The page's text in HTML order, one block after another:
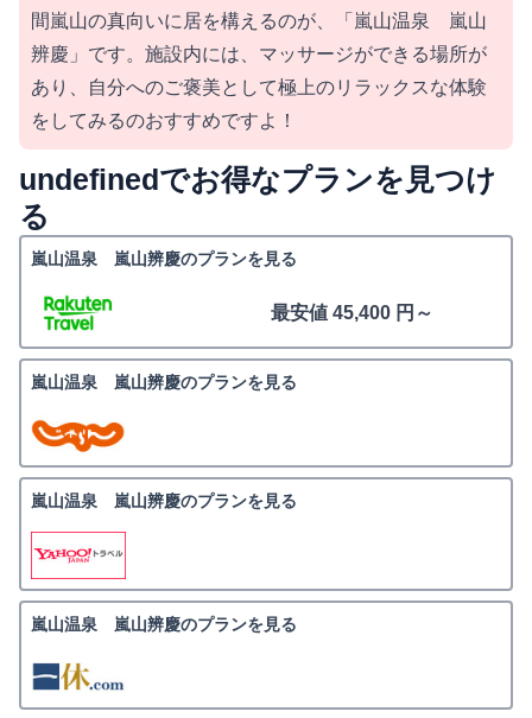
間嵐山の真向いに居を構えるのが、「嵐山温泉 嵐山
辨慶」です。施設内には、マッサージができる場所が
あり、自分へのご褒美として極上のリラックスな体験
をしてみるのおすすめですよ！
undefinedでお得なプランを見つけ
る
嵐山温泉 嵐山辨慶のプランを見る
最安値 45,400 円～
嵐山温泉 嵐山辨慶のプランを見る
嵐山温泉 嵐山辨慶のプランを見る
嵐山温泉 嵐山辨慶のプランを見る